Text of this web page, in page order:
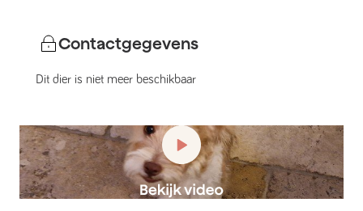
Contactgegevens
Dit dier is niet meer beschikbaar